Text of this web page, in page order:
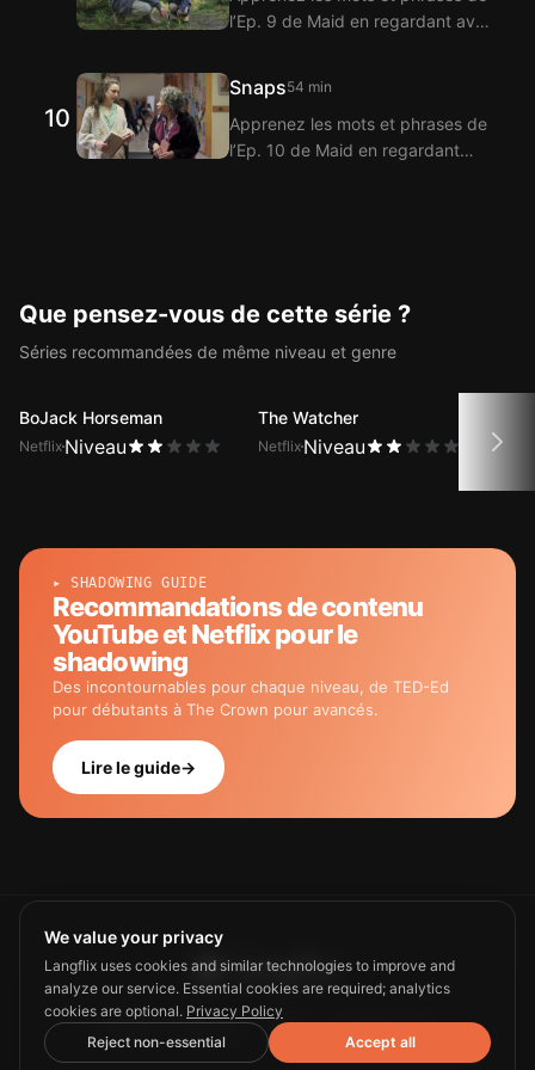
de sous-titres bilingues.
l’Ep. 9 de Maid en regardant avec
la traduction des dialogues de
l’Ep. 9 de Maid grâce à la fonction
de sous-titres bilingues.
10
Snaps54 min
Apprenez les mots et phrases de
l’Ep. 10 de Maid en regardant
bilingues.
Que pensez-vous de cette série ?
Séries recommandées de même niveau et genre
BoJack Horseman
Netflix Niveau
The Watcher
Netflix Niveau
▸ SHADOWING GUIDE
Recommandations de contenu
YouTube et Netflix pour le
shadowing
Des incontournables pour chaque niveau, de TED-Ed
pour débutants à The Crown pour avancés.
Lire le guide→
Guide Privacy Terms Contact us
We value your privacy
Langflix uses cookies and similar technologies to improve and
analyze our service. Essential cookies are required; analytics
cookies are optional. Privacy Policy
Reject non-essential
Accept all